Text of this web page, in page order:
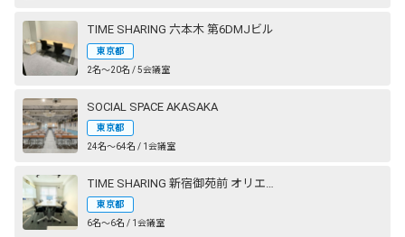
TIME SHARING 六本木 第6DMJビル
東京都
2名〜20名 / 5会議室
SOCIAL SPACE AKASAKA
東京都
24名〜64名 / 1会議室
東京都
6名〜6名 / 1会議室